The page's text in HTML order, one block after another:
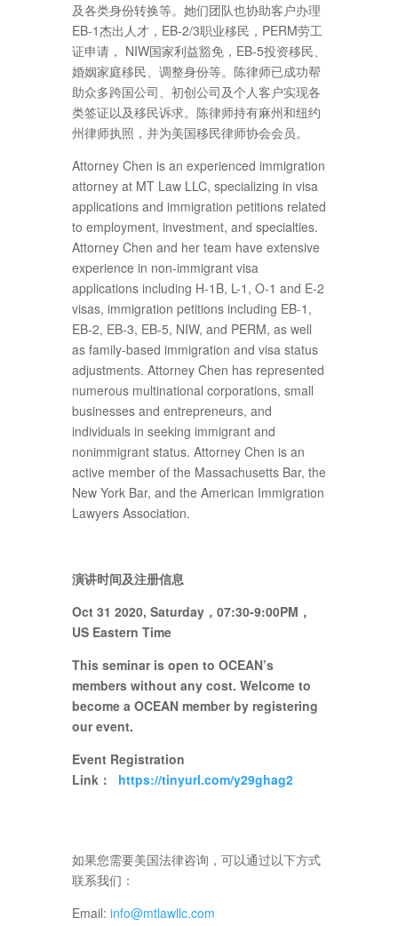
及各类身份转换等。她们团队也协助客户办理
EB-1杰出人才，EB-2/3职业移民，PERM劳工
证申请， NIW国家利益豁免，EB-5投资移民、
婚姻家庭移民、调整身份等。陈律师已成功帮
助众多跨国公司、初创公司及个人客户实现各
类签证以及移民诉求。陈律师持有麻州和纽约
州律师执照，并为美国移民律师协会会员。
Attorney Chen is an experienced immigration
attorney at MT Law LLC, specializing in visa
applications and immigration petitions related
to employment, investment, and specialties.
Attorney Chen and her team have extensive
experience in non-immigrant visa
applications including H-1B, L-1, O-1 and E-2
visas, immigration petitions including EB-1,
EB-2, EB-3, EB-5, NIW, and PERM, as well
as family-based immigration and visa status
adjustments. Attorney Chen has represented
numerous multinational corporations, small
businesses and entrepreneurs, and
individuals in seeking immigrant and
nonimmigrant status. Attorney Chen is an
active member of the Massachusetts Bar, the
New York Bar, and the American Immigration
Lawyers Association.
演讲时间及注册信息
Oct 31 2020, Saturday，07:30-9:00PM，
US Eastern Time
This seminar is open to OCEAN’s
members without any cost. Welcome to
become a OCEAN member by registering
our event.
Event Registration
Link：
https://tinyurl.com/y29ghag2
如果您需要美国法律咨询，可以通过以下方式
联系我们：
Email: info@mtlawllc.com